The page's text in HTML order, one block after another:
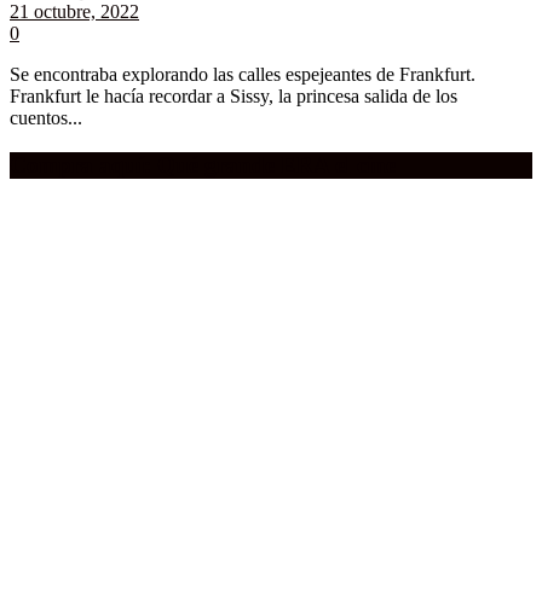
21 octubre, 2022
0
Se encontraba explorando las calles espejeantes de Frankfurt.
Frankfurt le hacía recordar a Sissy, la princesa salida de los
cuentos...